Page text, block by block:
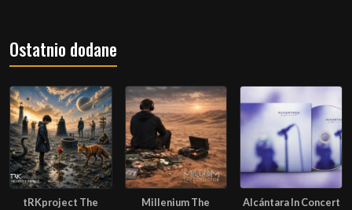
Ostatnio dodane
tRKproject The
Millenium The
Alcántara In Concert